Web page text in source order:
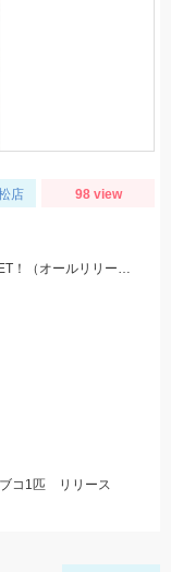
店 98 view
遠州サーフで、アブコ・ショゴが高活性！ソゲもGET！（オールリリースさせて頂きました）ヒットルアーは、ジーク Ｆサーディン20ｇ 20ｇのサイズ感が良かったです！
コ1匹 リリース